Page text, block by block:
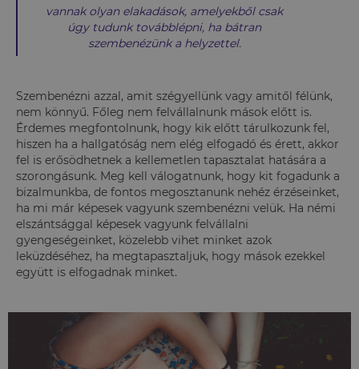
vannak olyan elakadások, amelyekből csak
úgy tudunk továbblépni, ha bátran
szembenézünk a helyzettel.
Szembenézni azzal, amit szégyellünk vagy amitől félünk,
nem könnyű. Főleg nem felvállalnunk mások előtt is.
Érdemes megfontolnunk, hogy kik előtt tárulkozunk fel,
hiszen ha a hallgatóság nem elég elfogadó és érett, akkor
fel is erősödhetnek a kellemetlen tapasztalat hatására a
szorongásunk. Meg kell válogatnunk, hogy kit fogadunk a
bizalmunkba, de fontos megosztanunk nehéz érzéseinket,
ha mi már képesek vagyunk szembenézni velük. Ha némi
elszántsággal képesek vagyunk felvállalni
gyengeségeinket, közelebb vihet minket azok
leküzdéséhez, ha megtapasztaljuk, hogy mások ezekkel
együtt is elfogadnak minket.